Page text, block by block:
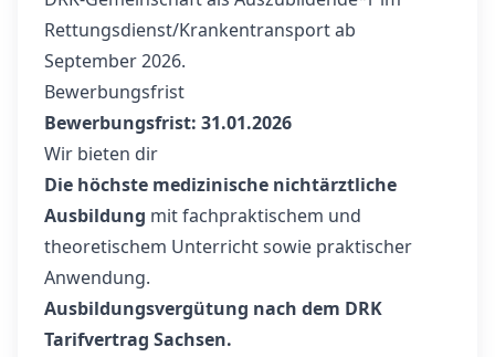
Rettungsdienst/Krankentransport ab
September 2026.
Bewerbungsfrist
Bewerbungsfrist: 31.01.2026
Wir bieten dir
Die höchste medizinische nichtärztliche
Ausbildung mit fachpraktischem und
theoretischem Unterricht sowie praktischer
Anwendung.
Ausbildungsvergütung nach dem DRK
Tarifvertrag Sachsen.